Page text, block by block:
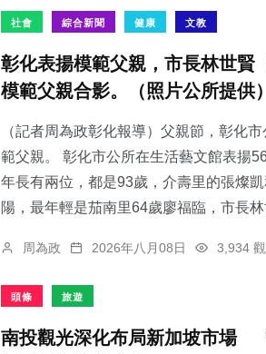
社會 綜合新聞 健康 文教
彰化表揚模範父親，市長林世賢
模範父親合影。（照片公所提供）
（記者周為政彰化報導）父親節，彰化
範父親。 彰化市公所在生活藝文館表揚
年長有兩位，都是93歲，介壽里的張燦
陽，最年輕是茄南里64歲廖福臨，市長
周為政 2026年八月08日 3,934
頭條 旅遊
南投觀光深化布局新加坡市場
57+
頭條